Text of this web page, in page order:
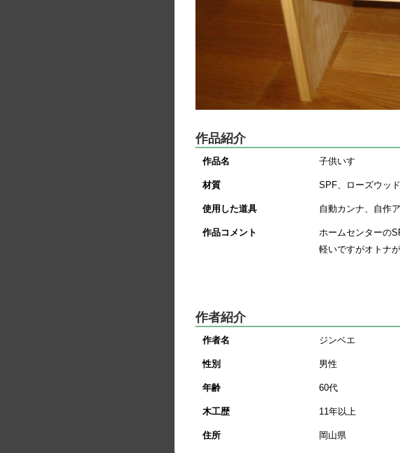
作品紹介
作品名 子供いす
材質 SPF、ローズウッド
使用した道具 自動カンナ、自作
作品コメント
ホームセンターの
軽いですがオトナ
作者紹介
作者名 ジンベエ
性別 男性
年齢 60代
木工歴 11年以上
住所 岡山県